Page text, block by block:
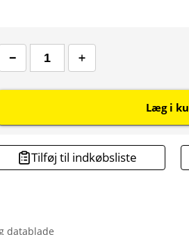
Læg i
Tilføj til indkøbsliste
datablade